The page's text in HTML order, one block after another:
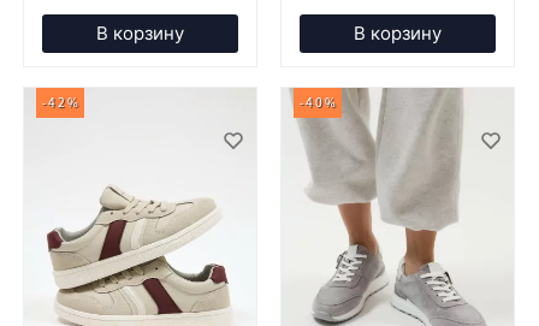
В корзину В корзину
-42% -40%